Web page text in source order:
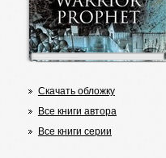
Скачать обложку
Все книги автора
Все книги серии